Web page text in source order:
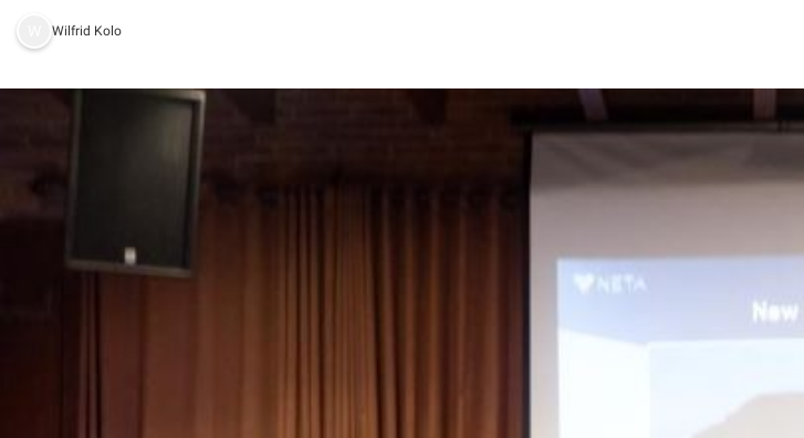
Wilfrid Kolo